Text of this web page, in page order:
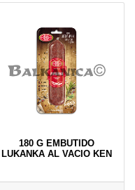
180 G EMBUTIDO
LUKANKA AL VACIO KEN